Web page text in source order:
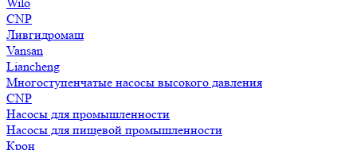
CNP
Ливгидромаш
Vansan
Liancheng
Многоступенчатые насосы высокого давления
CNP
Насосы для промышленности
Насосы для пищевой промышленности
Крон